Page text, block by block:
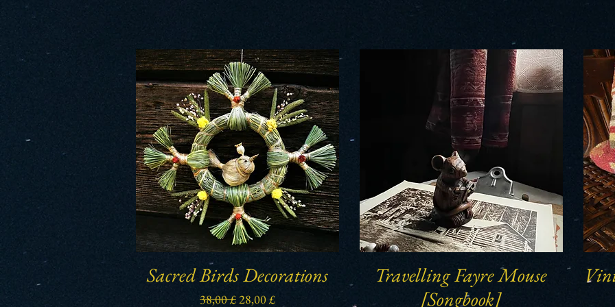
Schnellansicht
Sacred Birds Decorations
Standardpreis
38,00 £ Sale-Preis
28,00 £
Schnellansicht
Travelling Fayre Mouse
[Songbook]